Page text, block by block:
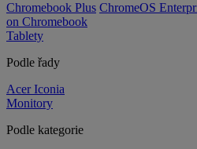
Chromebook Plus ChromeOS
on Chromebook
Tablety
Podle řady
Acer Iconia
Monitory
Podle kategorie